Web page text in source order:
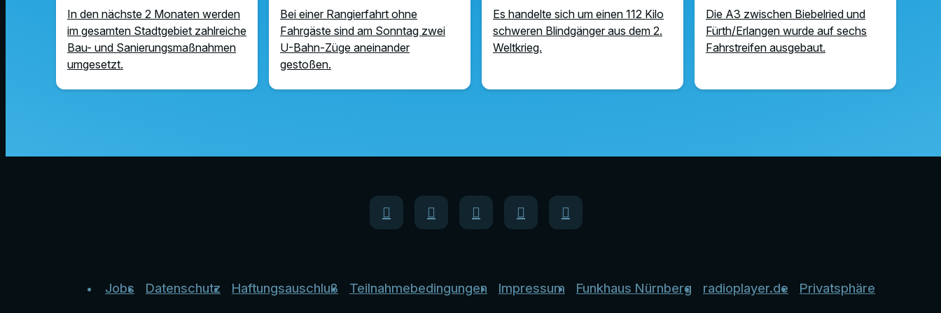
In den nächste 2 Monaten werden
im gesamten Stadtgebiet zahlreiche
Bau- und Sanierungsmaßnahmen
umgesetzt.
Bei einer Rangierfahrt ohne
Fahrgäste sind am Sonntag zwei
U-Bahn-Züge aneinander
gestoßen.
Es handelte sich um einen 112 Kilo
schweren Blindgänger aus dem 2.
Weltkrieg.
Die A3 zwischen Biebelried und
Fürth/Erlangen wurde auf sechs
Fahrstreifen ausgebaut.
Jobs Datenschutz Haftungsauschluß Teilnahmebedingungen Impressum Funkhaus Nürnberg radioplayer.de
Privatsphäre